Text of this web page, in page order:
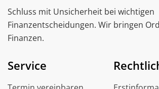
Schluss mit Unsicherheit bei wichtigen
Finanzentscheidungen. Wir bringen
Finanzen.
Service